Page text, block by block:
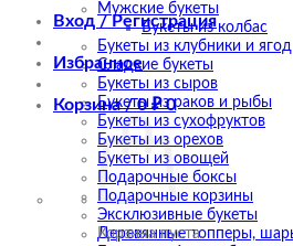
Мужские букеты
Букеты из колбас
Букеты из клубники и ягод
Сладкие букеты
Букеты из сыров
Букеты из раков и рыбы
Букеты из сухофруктов
Букеты из орехов
Букеты из овощей
Подарочные боксы
Подарочные корзины
Эксклюзивные букеты
Деревянные топперы,
Вход / Регистрация
Избранное
Корзина /0₽ 0
Корзина пуста.